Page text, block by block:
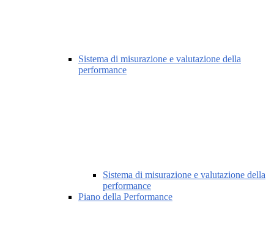
Sistema di misurazione e valutazione della
performance
Sistema di misurazione e valutazione della
performance
Piano della Performance